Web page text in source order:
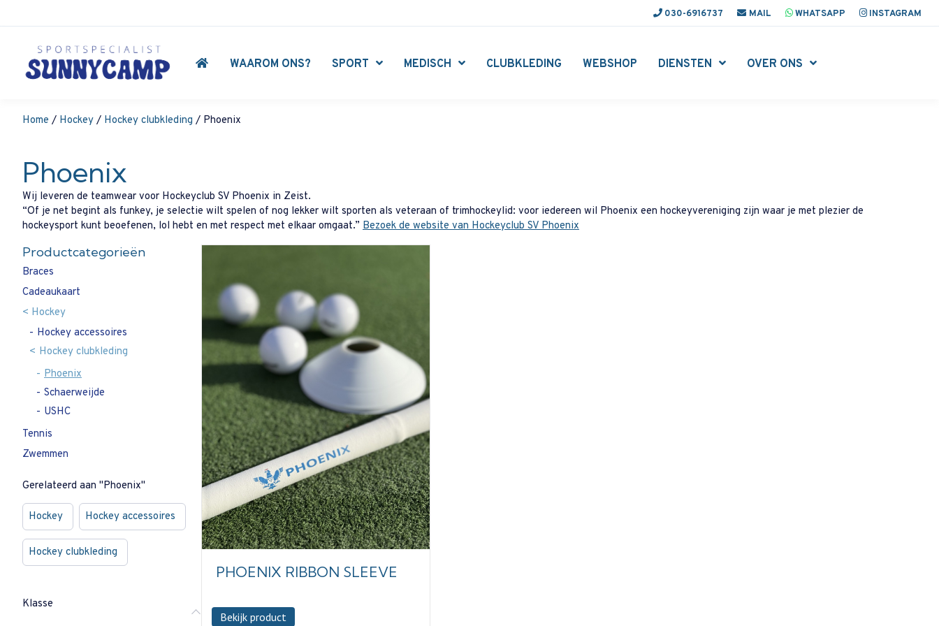
030-6916737 MAIL WHATSAPP INSTAGRAM
WAAROM ONS? SPORT MEDISCH CLUBKLEDING WEBSHOP DIENSTEN OVER ONS
Home / Hockey / Hockey clubkleding / Phoenix
Phoenix
Wij leveren de teamwear voor Hockeyclub SV Phoenix in Zeist.
“Of je net begint als funkey, je selectie wilt spelen of nog lekker wilt sporten als veteraan of trimhockeylid: voor iedereen wil Phoenix een hockeyvereniging zijn waar je met plezier de
hockeysport kunt beoefenen, lol hebt en met respect met elkaar omgaat.” Bezoek de website van Hockeyclub SV Phoenix
Productcategorieën
Braces
Cadeaukaart
Hockey
Hockey accessoires
Hockey clubkleding
Phoenix
Schaerweijde
USHC
Tennis
Zwemmen
Gerelateerd aan "Phoenix"
Hockey Hockey accessoires
Hockey clubkleding
Klasse
PHOENIX RIBBON SLEEVE
Bekijk product